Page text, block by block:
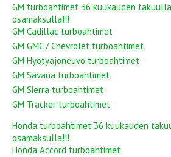
GM turboahtimet 36 kuukauden
osamaksulla!!!
GM Cadillac turboahtimet
GM GMC / Chevrolet turboahtimet
GM Hyötyajoneuvo turboahtimet
GM Savana turboahtimet
GM Sierra turboahtimet
GM Tracker turboahtimet
Honda turboahtimet 36 kuukauden
osamaksulla!!!
Honda Accord turboahtimet